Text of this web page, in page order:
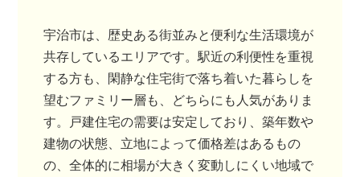
宇治市は、歴史ある街並みと便利な生活環境が
共存しているエリアです。駅近の利便性を重視
する方も、閑静な住宅街で落ち着いた暮らしを
望むファミリー層も、どちらにも人気がありま
す。戸建住宅の需要は安定しており、築年数や
建物の状態、立地によって価格差はあるもの
の、全体的に相場が大きく変動しにくい地域で